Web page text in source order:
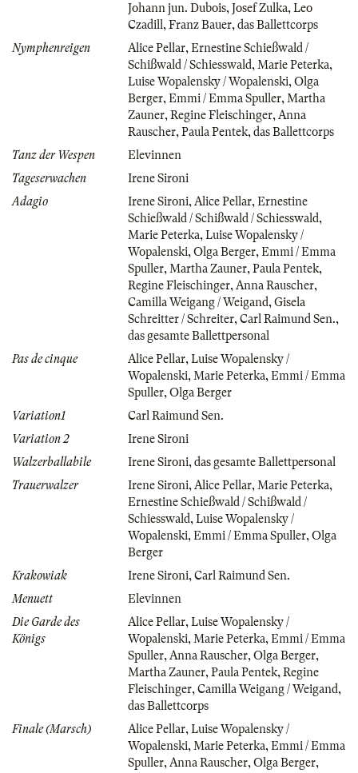
Johann jun. Dubois, Josef Zulka, Leo
Czadill , Franz Bauer, das Ballettcorps
Nymphenreigen
Alice Pellar, Ernestine Schießwald /
Schißwald / Schiesswald, Marie Peterka,
Luise Wopalensky / Wopalenski, Olga
Berger, Emmi / Emma Spuller, Martha
Zauner, Regine Fleischinger, Anna
Rauscher, Paula Pentek, das Ballettcorps
Tanz der Wespen
Elevinnen
Tageserwachen
Irene Sironi
Adagio
Irene Sironi, Alice Pellar, Ernestine
Schießwald / Schißwald / Schiesswald,
Marie Peterka, Luise Wopalensky /
Wopalenski, Olga Berger, Emmi / Emma
Spuller, Martha Zauner, Paula Pentek,
Regine Fleischinger, Anna Rauscher,
Camilla Weigang / Weigand, Gisela
Schreitter / Schreiter, Carl Raimund Sen.,
das gesamte Ballettpersonal
Pas de cinque
Alice Pellar, Luise Wopalensky /
Wopalenski, Marie Peterka, Emmi / Emma
Spuller, Olga Berger
Variation1
Carl Raimund Sen.
Variation 2
Irene Sironi
Walzerballabile
Irene Sironi, das gesamte Ballettpersonal
Trauerwalzer
Irene Sironi, Alice Pellar, Marie Peterka,
Ernestine Schießwald / Schißwald /
Schiesswald, Luise Wopalensky /
Wopalenski, Emmi / Emma Spuller, Olga
Berger
Krakowiak
Irene Sironi, Carl Raimund Sen.
Menuett
Elevinnen
Die Garde des
Königs
Alice Pellar, Luise Wopalensky /
Wopalenski, Marie Peterka, Emmi / Emma
Spuller, Anna Rauscher, Olga Berger,
Martha Zauner, Paula Pentek, Regine
Fleischinger, Camilla Weigang / Weigand,
das Ballettcorps
Finale (Marsch)
Alice Pellar, Luise Wopalensky /
Wopalenski, Marie Peterka, Emmi / Emma
Spuller, Anna Rauscher, Olga Berger,